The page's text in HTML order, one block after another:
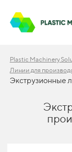
Plastic Machinery
Линии для
Экструзионные